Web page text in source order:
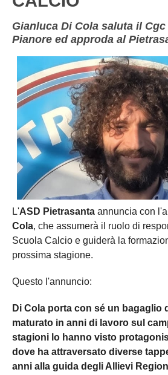
Gianluca Di Cola saluta il Cgc
Pianore ed approda al
L'ASD Pietrasanta annuncia con
Cola, che assumerà il ruolo di
Scuola Calcio e guiderà la
prossima stagione.
Questo l'annuncio:
Di Cola porta con sé un bagaglio
maturato in anni di lavoro sul
stagioni lo hanno visto
dove ha attraversato diverse
anni alla guida degli Allievi